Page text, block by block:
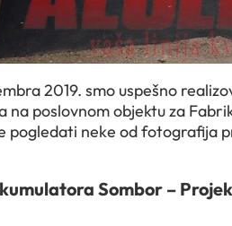
2019. smo uspešno
na poslovnom objektu za
pogledati neke od fotografija
Sombor –